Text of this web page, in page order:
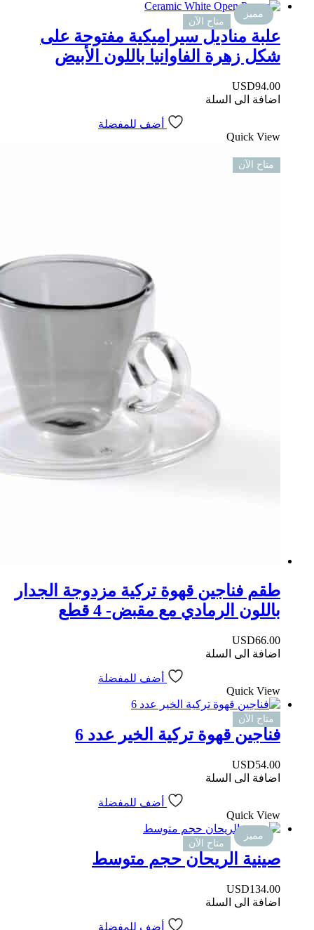
مميز
متاح الآن
علبة مناديل سيراميكية مفتوحة على
شكل زهرة الفاوانيا باللون الأبيض
USD94.00
اضافة الى السلة
أضف للمفضلة
Quick View
متاح الآن
طقم فناجين قهوة تركية مزدوجة الجدار
باللون الرمادي مع مقبض- 4 قطع
USD66.00
اضافة الى السلة
أضف للمفضلة
Quick View
متاح الآن
فناجين قهوة تركية الخير عدد 6
USD54.00
اضافة الى السلة
أضف للمفضلة
Quick View
مميز
متاح الآن
صينية الريحان حجم متوسط
USD134.00
اضافة الى السلة
أضف للمفضلة